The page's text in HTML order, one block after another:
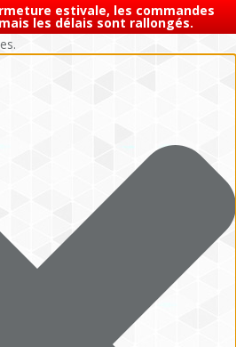
estivale, les commandes
les délais sont rallongés.